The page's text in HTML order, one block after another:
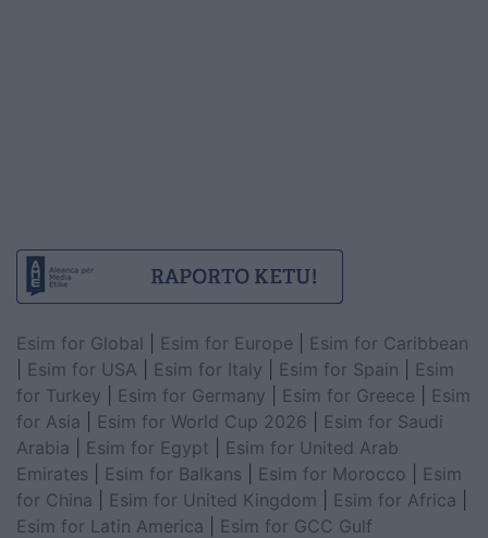
Esim for Global Esim for Europe
Esim for Caribbean
Esim for USA Esim for Italy Esim for Spain
Esim
for Turkey
Esim for Germany Esim for Greece
Esim
for Asia
Esim for World Cup 2026
Esim for Saudi
Arabia
Esim for Egypt
Esim for United Arab
Emirates
Esim for Balkans Esim for Morocco
Esim
for China
Esim for United Kingdom Esim for Africa
Esim for Latin America
Esim for GCC Gulf